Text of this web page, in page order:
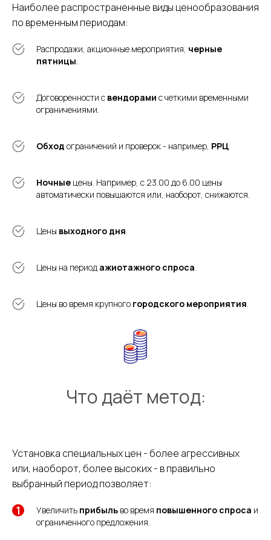
Наиболее распространенные виды ценообразования
по временным периодам:
Распродажи, акционные мероприятия, черные
пятницы.
Договоренности с вендорами с четкими временными
ограничениями.
Обход ограничений и проверок - например, РРЦ.
Ночные цены. Например, с 23.00 до 6.00 цены
автоматически повышаются или, наоборот, снижаются.
Цены выходного дня.
Цены на период ажиотажного спроса.
Цены во время крупного городского мероприятия.
Что даёт метод:
Установка специальных цен - более агрессивных
или, наоборот, более высоких - в правильно
выбранный период позволяет:
Увеличить прибыль во время повышенного спроса и
ограниченного предложения.